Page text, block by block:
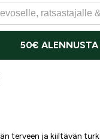
50€
terveen ja kiiltävän